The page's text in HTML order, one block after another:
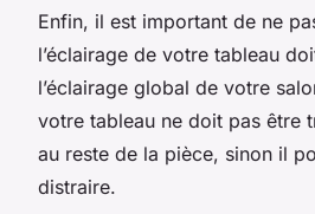
Enfin, il est important de ne
l’éclairage de votre tableau
l’éclairage global de votre
votre tableau ne doit pas être
au reste de la pièce, sinon il
distraire.